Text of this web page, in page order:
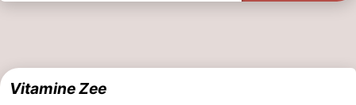
Vitamine Zee